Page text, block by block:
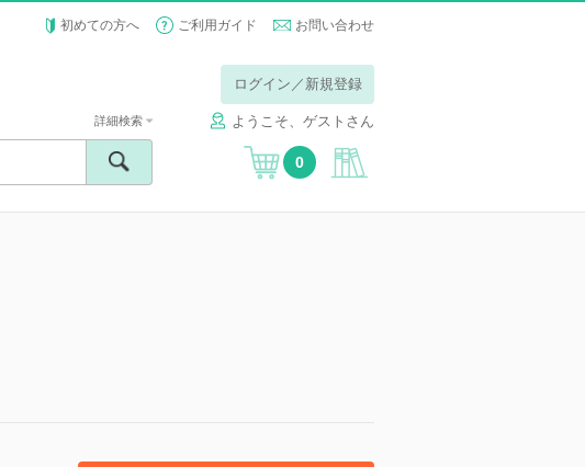
初めての方へ ご利用ガイド お問い合わせ
ログイン／新規登録
ようこそ、ゲストさん
詳細検索
0